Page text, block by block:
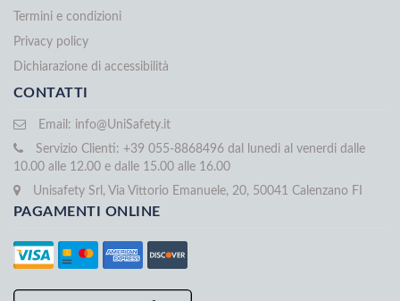
Termini e condizioni
Privacy policy
Dichiarazione di accessibilità
CONTATTI
Email: info@UniSafety.it
Servizio Clienti: +39 055-8868496 dal lunedi al venerdi dalle
10.00 alle 12.00 e dalle 15.00 alle 16.00
Unisafety Srl, Via Vittorio Emanuele, 20, 50041 Calenzano FI
PAGAMENTI ONLINE